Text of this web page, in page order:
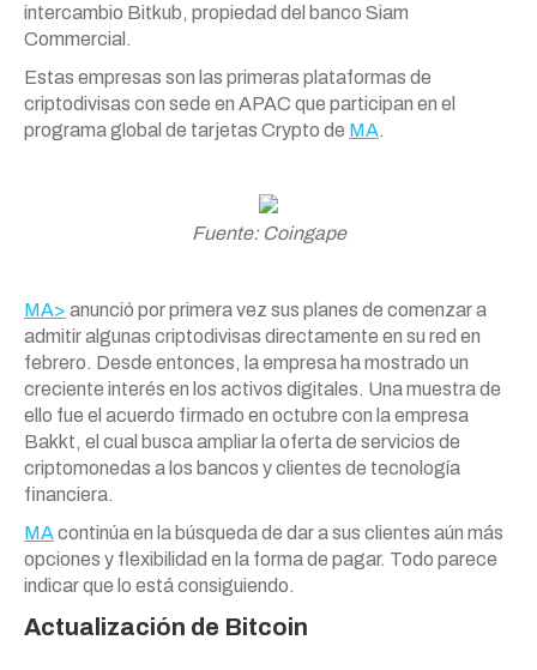
intercambio Bitkub, propiedad del banco Siam
Commercial.
Estas empresas son las primeras plataformas de
criptodivisas con sede en APAC que participan en el
programa global de tarjetas Crypto de MA.
Fuente: Coingape
MA> anunció por primera vez sus planes de comenzar a
admitir algunas criptodivisas directamente en su red en
febrero. Desde entonces, la empresa ha mostrado un
creciente interés en los activos digitales. Una muestra de
ello fue el acuerdo firmado en octubre con la empresa
Bakkt, el cual busca ampliar la oferta de servicios de
criptomonedas a los bancos y clientes de tecnología
financiera.
MAcontinúa en la búsqueda de dar a sus clientes aún más
opciones y flexibilidad en la forma de pagar. Todo parece
indicar que lo está consiguiendo.
Actualización de Bitcoin